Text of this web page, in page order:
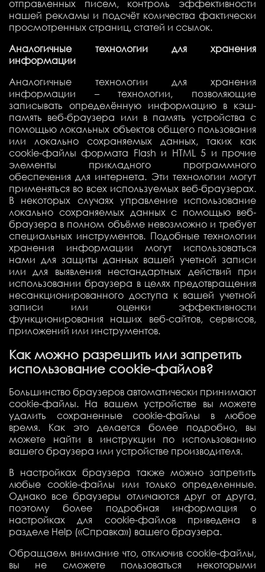
отправленных писем, контроль эффективности
нашей рекламы и подсчёт количества фактически
просмотренных страниц, статей и ссылок.
Аналогичные технологии для хранения
информации
Аналогичные технологии для хранения
информации – технологии, позволяющие
записывать определённую информацию в кэш-
память веб-браузера или в память устройства с
помощью локальных объектов общего пользования
или локально сохраняемых данных, таких как
cookie-файлы формата Flash и HTML 5 и прочие
элементы прикладного программного
обеспечения для интернета. Эти технологии могут
применяться во всех используемых веб-браузерах.
В некоторых случаях управление использование
локально сохраняемых данных с помощью веб-
браузера в полном объёме невозможно и требует
специальных инструментов. Подобные технологии
хранения информации могут использоваться
нами для защиты данных вашей учетной записи
или для выявления нестандартных действий при
использовании браузера в целях предотвращения
несанкционированного доступа к вашей учетной
записи или оценки эффективности
функционирования наших веб-сайтов, сервисов,
приложений или инструментов.
Как можно разрешить или запретить
использование cookie-файлов?
Большинство браузеров автоматически принимают
cookie-файлы. На вашем устройстве вы можете
удалить сохраненные cookie-файлы в любое
время. Как это делается более подробно, вы
можете найти в инструкции по использованию
вашего браузера или устройстве производителя.
В настройках браузера также можно запретить
любые cookie-файлы или только определенные.
Однако все браузеры отличаются друг от друга,
поэтому более подробная информация о
настройках для cookie-файлов приведена в
разделе Help («Справка») вашего браузера.
Обращаем внимание что, отключив cookie-файлы,
вы не сможете пользоваться некоторыми